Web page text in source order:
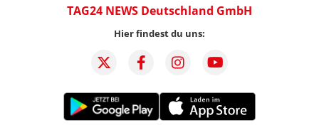
TAG24 NEWS Deutschland GmbH
Hier findest du uns: